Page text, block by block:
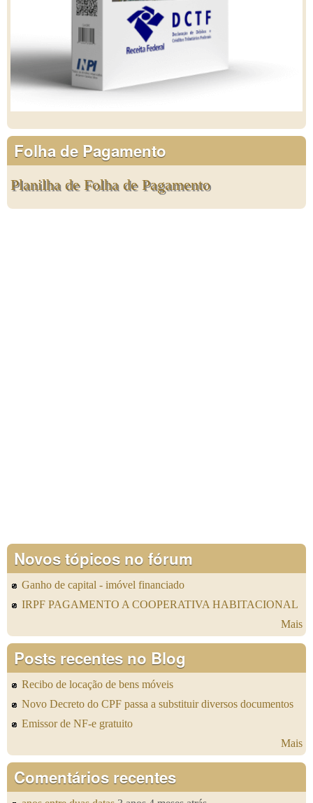
Folha de Pagamento
Planilha de Folha de Pagamento
Novos tópicos no fórum
Ganho de capital - imóvel financiado
IRPF PAGAMENTO A COOPERATIVA HABITACIONAL
Mais
Posts recentes no Blog
Recibo de locação de bens móveis
Novo Decreto do CPF passa a substituir diversos documentos
Emissor de NF-e gratuito
Mais
Comentários recentes